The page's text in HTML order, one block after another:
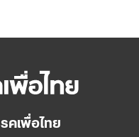
คเพื่อไทย